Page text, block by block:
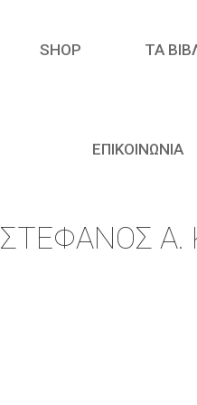
SHOP ΤΑ
ΕΠΙΚΟΙΝΩΝΙΑ
ΣΤΈΦΑΝΟΣ